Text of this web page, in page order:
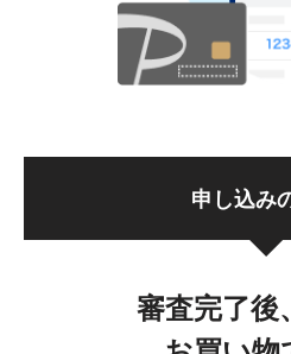
申し込み
審査完了後